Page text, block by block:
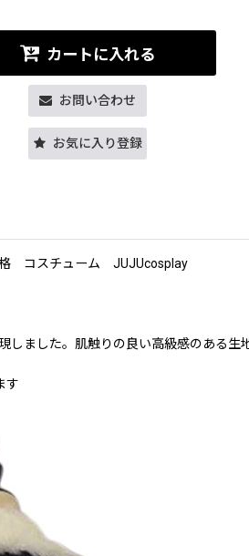
カートに入れる
お問い合わせ
お気に入り登録
コスチューム JUJUcosplay
した。肌触りの良い高級感のある生
す